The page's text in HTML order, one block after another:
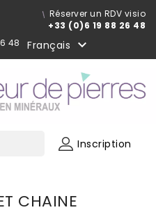
Réserver un RDV visio
+33 (0)6 19 88 26 48
48
Français 
Inscription
CHAINE